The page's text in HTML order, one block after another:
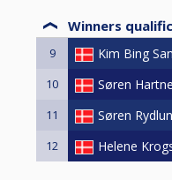
Winners
9 Kim Bing
10 Søren
11 Søren
12 Helene